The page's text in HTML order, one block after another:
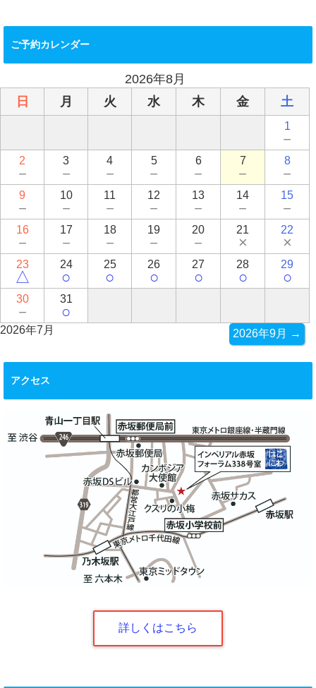
ご予約カレンダー
2026年8月
日
月 火 水 木 金 土
1
－
2
－
3
－
4
－
5
－
6
－
7
－
8
－
9
－
10
－
11
－
12
－
13
－
14
－
15
－
16
－
17
－
18
－
19
－
20
－
21
×
22
×
23
△
24
○
25
○
26
○
27
○
28
○
29
○
30
－
31
○
2026年7月 2026年9月 →
アクセス
詳しくはこちら